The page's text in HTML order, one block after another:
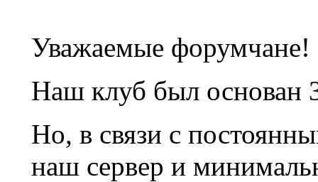
Уважаемые форумчане!
Наш клуб был основан
Но, в связи с
наш сервер и